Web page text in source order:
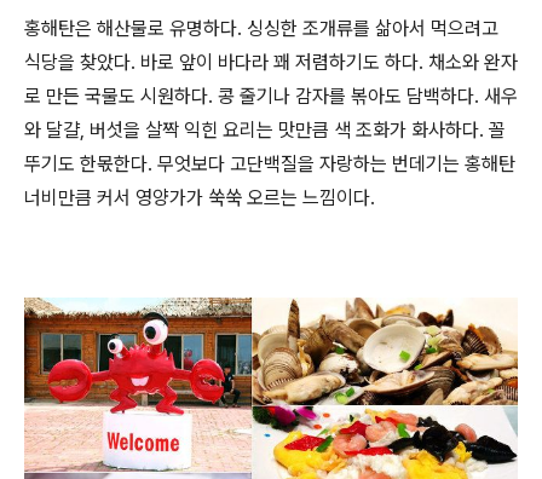
홍해탄은 해산물로 유명하다. 싱싱한 조개류를 삶아서 먹으려고
식당을 찾았다. 바로 앞이 바다라 꽤 저렴하기도 하다. 채소와 완자
로 만든 국물도 시원하다. 콩 줄기나 감자를 볶아도 담백하다. 새우
와 달걀, 버섯을 살짝 익힌 요리는 맛만큼 색 조화가 화사하다. 꼴
뚜기도 한몫한다. 무엇보다 고단백질을 자랑하는 번데기는 홍해탄
너비만큼 커서 영양가가 쑥쑥 오르는 느낌이다.